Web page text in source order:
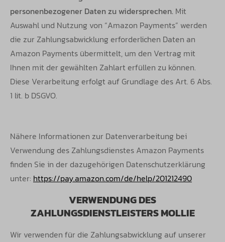
personenbezogener Daten zu widersprechen. Mit
Auswahl und Nutzung von “Amazon Payments” werden
die zur Zahlungsabwicklung erforderlichen Daten an
Amazon Payments übermittelt, um den Vertrag mit
Ihnen mit der gewählten Zahlart erfüllen zu können.
Diese Verarbeitung erfolgt auf Grundlage des Art. 6 Abs.
1 lit. b DSGVO.
Nähere Informationen zur Datenverarbeitung bei
Verwendung des Zahlungsdienstes Amazon Payments
finden Sie in der dazugehörigen Datenschutzerklärung
unter: https://pay.amazon.com/de/help/201212490
VERWENDUNG DES
ZAHLUNGSDIENSTLEISTERS MOLLIE
Wir verwenden für die Zahlungsabwicklung auf unserer